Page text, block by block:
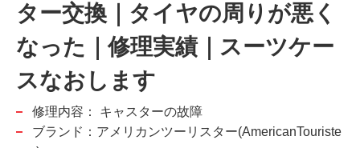
ター交換｜タイヤの周りが悪く
なった｜修理実績｜スーツケー
スなおします
修理内容：
キャスターの故障
ブランド：アメリカンツーリスター(AmericanTouriste